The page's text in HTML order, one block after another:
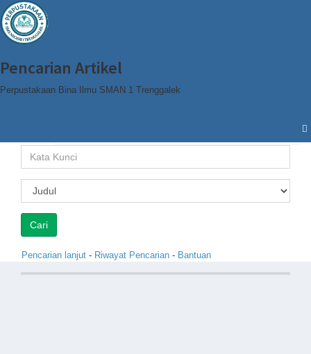
Pencarian Artikel
Perpustakaan Bina Ilmu SMAN 1 Trenggalek
Pencarian lanjut - Riwayat Pencarian - Bantuan